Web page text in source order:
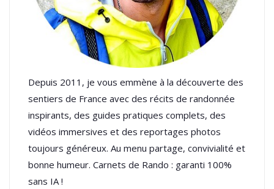
Depuis 2011, je vous emmène à la découverte des
sentiers de France avec des récits de randonnée
inspirants, des guides pratiques complets, des
vidéos immersives et des reportages photos
toujours généreux. Au menu partage, convivialité et
bonne humeur. Carnets de Rando : garanti 100%
sans IA !